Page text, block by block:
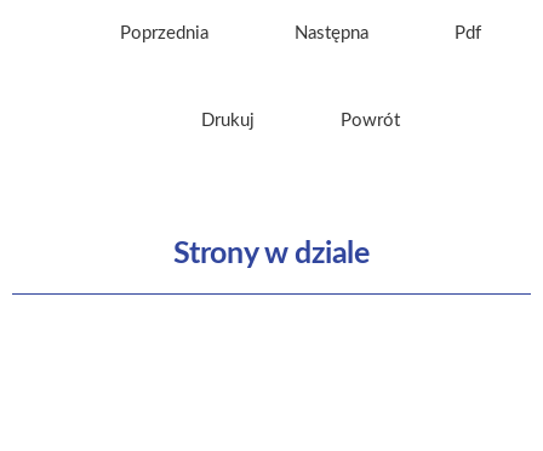
Poprzednia Następna Pdf
Drukuj Powrót
Strony w dziale